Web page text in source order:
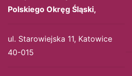
Polskiego Okręg Śląski,
ul. Starowiejska 11, Katowice
40-015